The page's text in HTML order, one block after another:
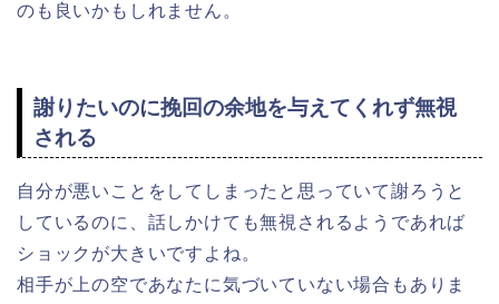
のも良いかもしれません。
謝りたいのに挽回の余地を与えてくれず無視
される
自分が悪いことをしてしまったと思っていて謝ろうと
しているのに、話しかけても無視されるようであれば
ショックが大きいですよね。
相手が上の空であなたに気づいていない場合もありま